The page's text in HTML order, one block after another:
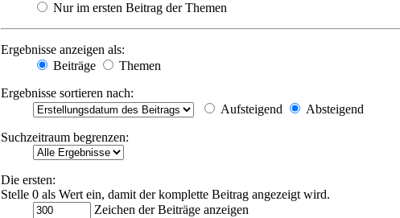
Nur im ersten Beitrag der Themen
Ergebnisse anzeigen als:
Beiträge
Themen
Ergebnisse sortieren nach:
Aufsteigend
Absteigend
Suchzeitraum begrenzen:
Die ersten:
Stelle 0 als Wert ein, damit der komplette Beitrag angezeigt wird.
Zeichen der Beiträge anzeigen